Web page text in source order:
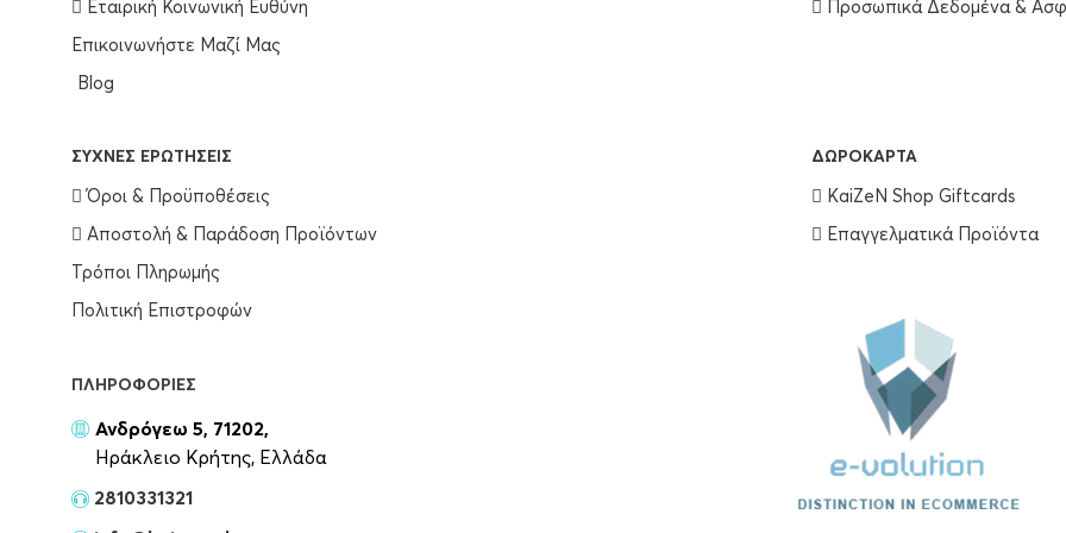
Olaplex Hair Perfection No3 100ml
Wella Professionals Ultimate Repair Shampoo 250ml
Εταιρική Κοινωνική Ευθύνη
Επικοινωνήστε Μαζί Μας
Blog
Προσωπικά Δεδομένα &
ΣΥΧΝΈΣ ΕΡΩΤΉΣΕΙΣ
Όροι & Προϋποθέσεις
Αποστολή & Παράδοση Προϊόντων
Τρόποι Πληρωμής
Πολιτική Επιστροφών
ΔΩΡΟΚΆΡΤΑ
KaiZeN Shop Giftcards
Επαγγελματικά Προϊόντα
ΠΛΗΡΟΦΟΡΊΕΣ
Ανδρόγεω 5, 71202,
Ηράκλειο Κρήτης, Ελλάδα
2810331321